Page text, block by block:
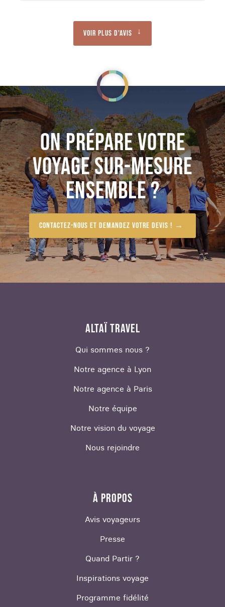
Voir plus d'avis
ON PRÉPARE VOTRE
VOYAGE SUR-MESURE
ENSEMBLE ?
Contactez-nous et demandez votre devis !
ALTAÏ TRAVEL
Qui sommes nous ?
Notre agence à Lyon
Notre agence à Paris
Notre équipe
Notre vision du voyage
Nous rejoindre
À PROPOS
Avis voyageurs
Presse
Quand Partir ?
Inspirations voyage
Programme fidélité